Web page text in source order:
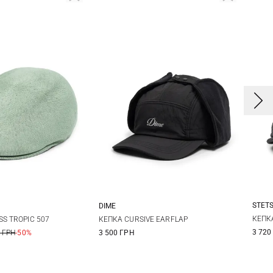
TROPIC 507
ГРН-50%
One size
DIME
КЕПКА CURSIVE EARFLAP
3 500 ГРН
3